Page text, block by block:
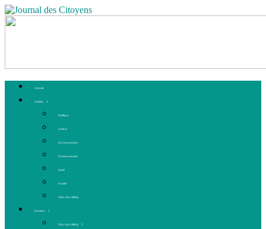
Accueil
Articles
Politique
Culture
Environnement
Communautaire
Santé
Société
Club Ado Média
Dossiers
Club Ado Média